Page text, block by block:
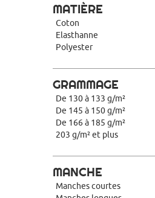
MATIÈRE
Coton
Elasthanne
Polyester
GRAMMAGE
De 130 à 133 g/m²
De 145 à 150 g/m²
De 166 à 185 g/m²
203 g/m² et plus
MANCHE
Manches courtes